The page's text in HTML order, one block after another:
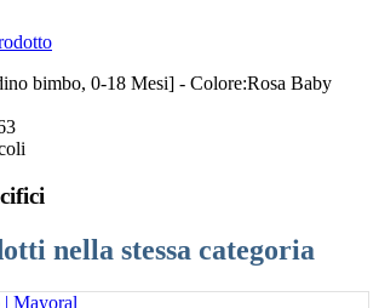
bimbo, 0-18 Mesi] - Colore:Rosa Baby
nella stessa categoria